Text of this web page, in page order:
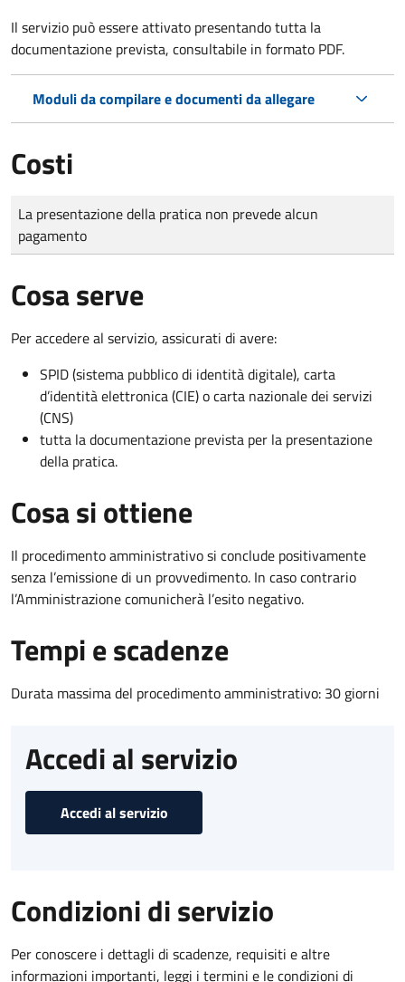
Il servizio può essere attivato presentando tutta la
documentazione prevista, consultabile in formato PDF.
Moduli da compilare e documenti da allegare
Costi
Tipo di pagamento
Importo
La presentazione della pratica non prevede alcun
pagamento
Cosa serve
Per accedere al servizio, assicurati di avere:
SPID (sistema pubblico di identità digitale), carta
d’identità elettronica (CIE) o carta nazionale dei servizi
(CNS)
tutta la documentazione prevista per la presentazione
della pratica.
Cosa si ottiene
Il procedimento amministrativo si conclude positivamente
senza l’emissione di un provvedimento. In caso contrario
l’Amministrazione comunicherà l’esito negativo.
Tempi e scadenze
Durata massima del procedimento amministrativo: 30 giorni
Accedi al servizio
Accedi al servizio
Condizioni di servizio
Per conoscere i dettagli di scadenze, requisiti e altre
informazioni importanti, leggi i termini e le condizioni di